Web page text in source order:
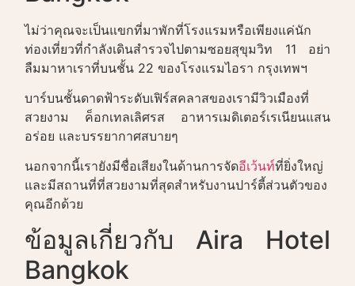
ไม่ว่าคุณจะเป็นแขกที่มาพักที่โรงแรมหรือเพียงแค่นัก
ท่องเที่ยวที่กำลังเดินสำรวจไปตามซอยสุขุมวิท 11 อย่า
ลืมมาหาเราที่บนชั้น 22 ของโรงแรมไอรา กรุงเทพฯ
บาร์บนชั้นดาดฟ้าระดับเฟิร์สคลาสของเรามีวิวเมืองที่
สวยงาม ค็อกเทลเลิศรส อาหารเมดิเตอร์เรเนียนแสน
อร่อย และบรรยากาศสบายๆ
นอกจากนี้เรายังมีชื่อเสียงในด้านการจัดอีเว้นท์ที่ยิ่งใหญ่
และมีสถานที่ที่สวยงามที่สุดสำหรับงานปาร์ตี้ส่วนตัวของ
คุณอีกด้วย
ข้อมูลเกี่ยวกับ Aira Hotel
Bangkok